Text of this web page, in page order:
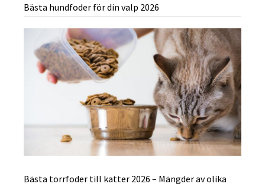
Bästa hundfoder för din valp 2026
Bästa torrfoder till katter 2026 – Mängder av olika